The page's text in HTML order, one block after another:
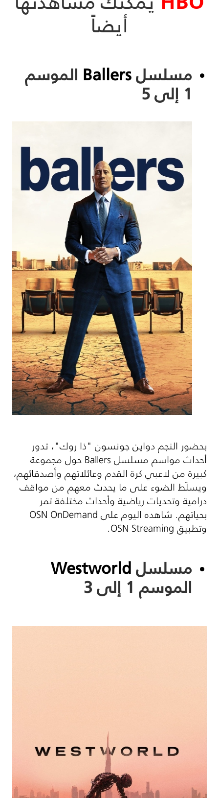
أيضاً
مسلسلBallers الموسم
1 إلى 5
بحضور النجم دواين جونسون "ذا روك"، تدور
أحداث مواسم مسلسلBallersحول مجموعة
كبيرة من لاعبي كرة القدم وعائلاتهم وأصدقائهم،
ويسلّط الضوء على ما يحدث معهم من مواقف
درامية وتحديات رياضية وأحداث مختلفة تمر
بحياتهم. شاهده اليوم علىOSN OnDemand
وتطبيقOSN Streaming
.
مسلسلWestworld
الموسم 1 إلى 3